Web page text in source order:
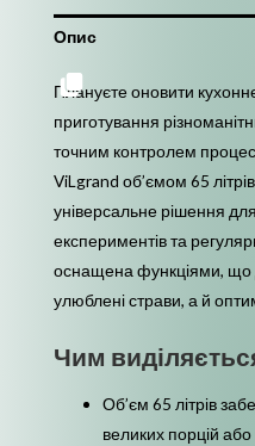
Опис
Плануєте оновити
приготування
точним контролем
ViLgrand об’ємом 65
універсальне рішення
експериментів та
оснащена функціями, що
улюблені страви, а й
Чим
Об’єм 65 літрів
великих порцій